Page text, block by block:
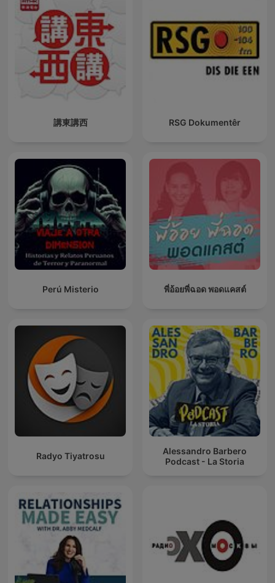
講東講西 RSG Dokumentêr
Perú Misterio พี่อ้อยพี่ฉอด พอดแคสต์
Radyo Tiyatrosu
Alessandro Barbero
Podcast - La Storia